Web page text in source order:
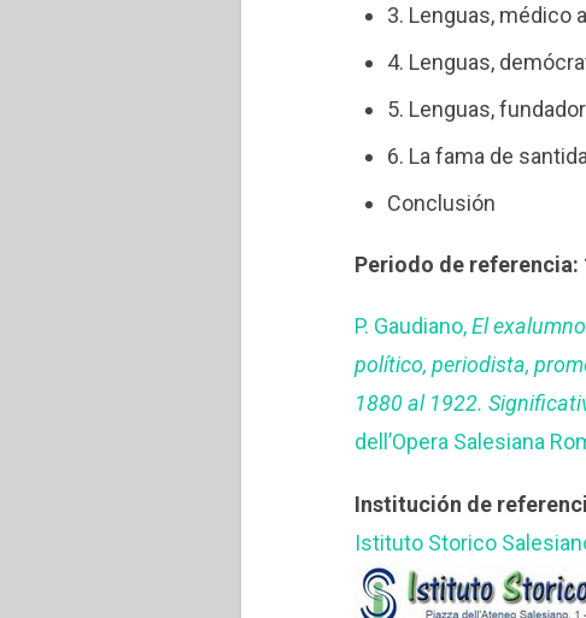
3. Lenguas, médico
4. Lenguas,
5. Lenguas,
6. La fama de
Conclusión
Periodo de referencia:
P. Gaudiano,El
político, periodista,
1880 al 1922.
dell’Opera Salesiana
Institución de
Istituto Storico